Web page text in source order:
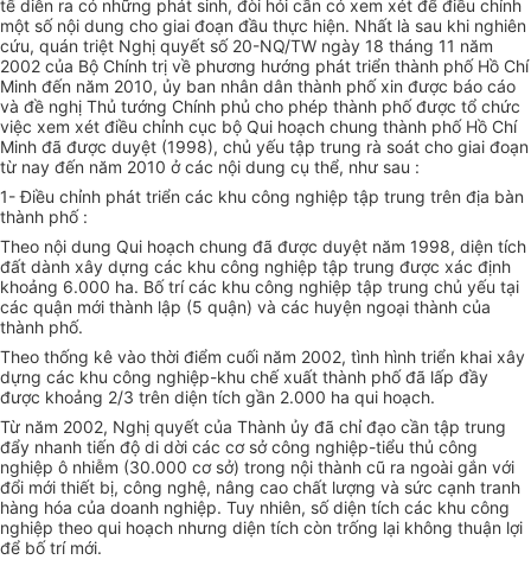
tế diễn ra có những phát sinh, đòi hỏi cần có xem xét để điều chỉnh
một số nội dung cho giai đoạn đầu thực hiện. Nhất là sau khi nghiên
cứu, quán triệt Nghị quyết số 20-NQ/TW ngày 18 tháng 11 năm
2002 của Bộ Chính trị về phương hướng phát triển thành phố Hồ Chí
Minh đến năm 2010, ủy ban nhân dân thành phố xin được báo cáo
và đề nghị Thủ tướng Chính phủ cho phép thành phố được tổ chức
việc xem xét điều chỉnh cục bộ Qui hoạch chung thành phố Hồ Chí
Minh đã được duyệt (1998), chủ yếu tập trung rà soát cho giai đoạn
từ nay đến năm 2010 ở các nội dung cụ thể, như sau :
1- Điều chỉnh phát triển các khu công nghiệp tập trung trên địa bàn
thành phố :
Theo nội dung Qui hoạch chung đã được duyệt năm 1998, diện tích
đất dành xây dựng các khu công nghiệp tập trung được xác định
khoảng 6.000 ha. Bố trí các khu công nghiệp tập trung chủ yếu tại
các quận mới thành lập (5 quận) và các huyện ngoại thành của
thành phố.
Theo thống kê vào thời điểm cuối năm 2002, tình hình triển khai xây
dựng các khu công nghiệp-khu chế xuất thành phố đã lấp đầy
được khoảng 2/3 trên diện tích gần 2.000 ha qui hoạch.
Từ năm 2002, Nghị quyết của Thành ủy đã chỉ đạo cần tập trung
đẩy nhanh tiến độ di dời các cơ sở công nghiệp-tiểu thủ công
nghiệp ô nhiễm (30.000 cơ sở) trong nội thành cũ ra ngoài gắn với
đổi mới thiết bị, công nghệ, nâng cao chất lượng và sức cạnh tranh
hàng hóa của doanh nghiệp. Tuy nhiên, số diện tích các khu công
nghiệp theo qui hoạch nhưng diện tích còn trống lại không thuận lợi
để bố trí mới.